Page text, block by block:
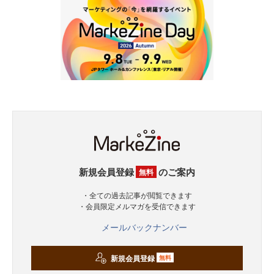
新規会員登録 無料 のご案内
・全ての過去記事が閲覧できます
・会員限定メルマガを受信できます
メールバックナンバー
新規会員登録 無料